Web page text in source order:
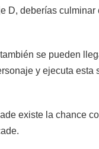
D, deberías
se pueden
y ejecuta esta
existe la chance